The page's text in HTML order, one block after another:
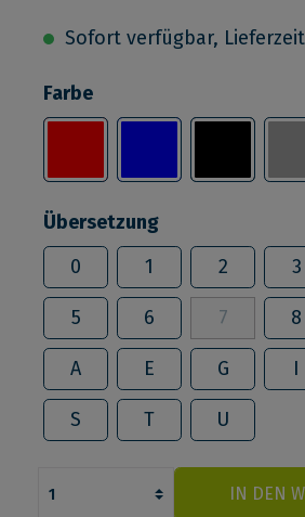
Sofort verfügbar,
Farbe
Übersetzung
0
1 2 3
5 6 7 8
A E G I
S T U
IN DEN